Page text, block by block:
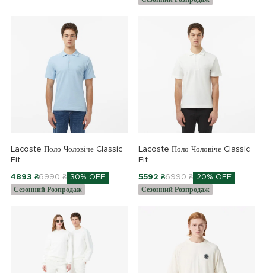
Lacoste Поло Чоловіче Classic
Fit
4893 ₴6990 ₴ 30% OFF
Сезонний Розпродаж
Lacoste Поло Чоловіче Classic
Fit
5592 ₴6990 ₴ 20% OFF
Сезонний Розпродаж